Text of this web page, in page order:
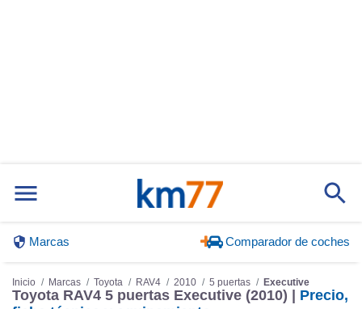
Marcas Comparador de coches
Inicio Marcas Toyota RAV4 2010 5 puertas Executive
Toyota RAV4 5 puertas Executive (2010) | Precio,